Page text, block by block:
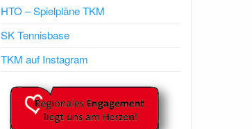
HTO – Spielpläne TKM
SK Tennisbase
TKM auf Instagram